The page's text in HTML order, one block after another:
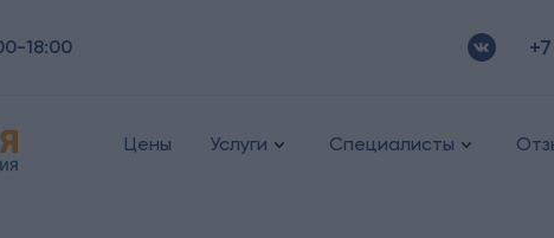
18:00
Цены
Услуги Специалисты